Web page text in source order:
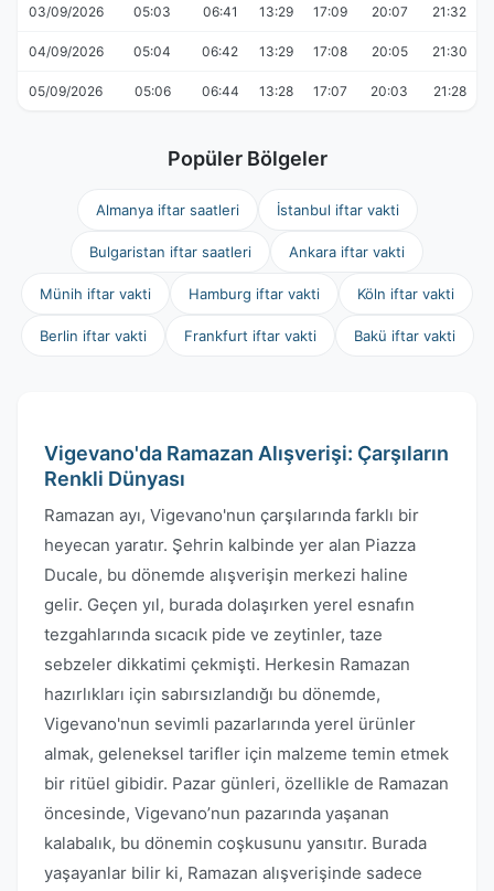
03/09/2026 05:03 06:41 13:29 17:09 20:07 21:32
04/09/2026 05:04 06:42 13:29 17:08 20:05 21:30
05/09/2026 05:06 06:44 13:28 17:07 20:03 21:28
Popüler Bölgeler
Almanya iftar saatleri İstanbul iftar vakti
Bulgaristan iftar saatleri Ankara iftar vakti
Münih iftar vakti Hamburg iftar vakti Köln iftar vakti
Berlin iftar vakti Frankfurt iftar vakti Bakü iftar vakti
Vigevano'da Ramazan Alışverişi: Çarşıların
Renkli Dünyası
Ramazan ayı, Vigevano'nun çarşılarında farklı bir
heyecan yaratır. Şehrin kalbinde yer alan Piazza
Ducale, bu dönemde alışverişin merkezi haline
gelir. Geçen yıl, burada dolaşırken yerel esnafın
tezgahlarında sıcacık pide ve zeytinler, taze
sebzeler dikkatimi çekmişti. Herkesin Ramazan
hazırlıkları için sabırsızlandığı bu dönemde,
Vigevano'nun sevimli pazarlarında yerel ürünler
almak, geleneksel tarifler için malzeme temin etmek
bir ritüel gibidir. Pazar günleri, özellikle de Ramazan
öncesinde, Vigevano’nun pazarında yaşanan
kalabalık, bu dönemin coşkusunu yansıtır. Burada
yaşayanlar bilir ki, Ramazan alışverişinde sadece